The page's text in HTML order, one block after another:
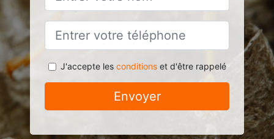
J'accepte les conditionset d'être rappelé
Envoyer